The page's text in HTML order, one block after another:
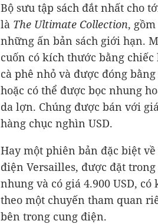
Bộ sưu tập sách đắt nhất cho
là The Ultimate Collection, gồm
những ấn bản sách giới hạn.
cuốn có kích thước bằng chiếc
cà phê nhỏ và được đóng bằng
hoặc có thể được bọc nhung
da lợn. Chúng được bán với
hàng chục nghìn USD.
Hay một phiên bản đặc biệt
điện Versailles, được đặt trong
nhung và có giá 4.900 USD, có
theo một chuyến tham quan
bên trong cung điện.